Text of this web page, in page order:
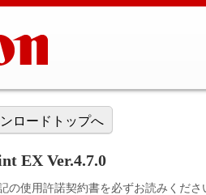
ロードトップへ
EX Ver.4.7.0
の使用許諾契約書を必ずお読みくださ